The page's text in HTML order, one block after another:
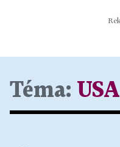
Téma: USA